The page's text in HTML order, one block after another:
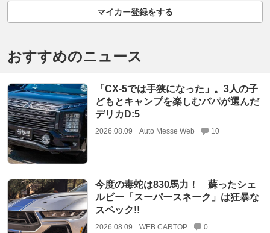
マイカー登録をする
おすすめのニュース
「CX-5では手狭になった」。3人の子
どもとキャンプを楽しむパパが選んだ
デリカD:5
2026.08.09 Auto Messe Web 10
今度の毒蛇は830馬力！ 蘇ったシェ
ルビー「スーパースネーク」は狂暴な
スペック!!
2026.08.09 WEB CARTOP 0